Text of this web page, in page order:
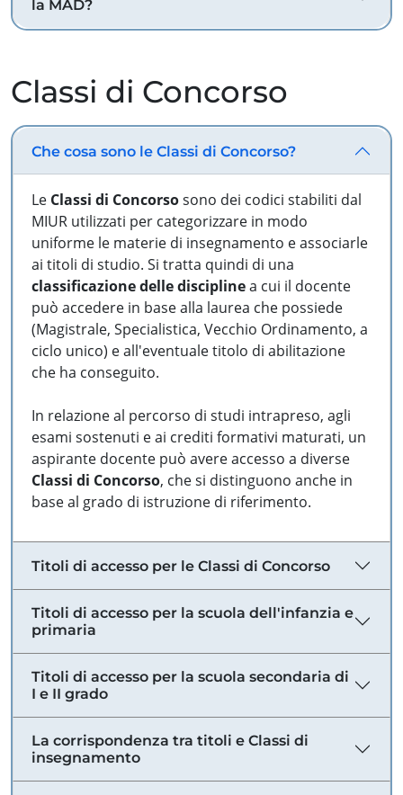
la MAD?
Classi di Concorso
Che cosa sono le Classi di Concorso?
Le Classi di Concorsosono dei codici stabiliti dal
MIUR utilizzati per categorizzare in modo
uniforme le materie di insegnamento e associarle
ai titoli di studio. Si tratta quindi di una
classificazione delle disciplinea cui il docente
può accedere in base alla laurea che possiede
(Magistrale, Specialistica, Vecchio Ordinamento, a
ciclo unico) e all'eventuale titolo di abilitazione
che ha conseguito.
In relazione al percorso di studi intrapreso, agli
esami sostenuti e ai crediti formativi maturati, un
aspirante docente può avere accesso a diverse
Classi di Concorso, che si distinguono anche in
base al grado di istruzione di riferimento.
Titoli di accesso per le Classi di Concorso
Titoli di accesso per la scuola dell'infanzia e
primaria
Titoli di accesso per la scuola secondaria di
I e II grado
La corrispondenza tra titoli e Classi di
insegnamento